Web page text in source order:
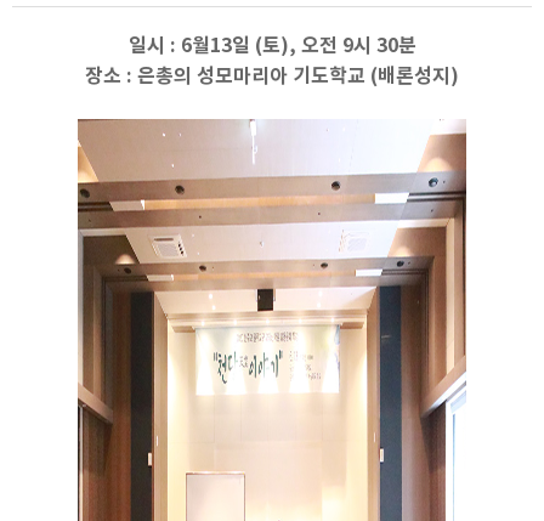
일시 : 6월13일 (토), 오전 9시 30분
장소 : 은총의 성모마리아 기도학교 (배론성지)